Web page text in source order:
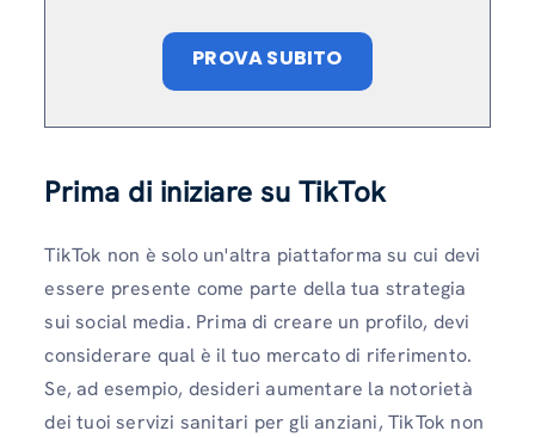
PROVA SUBITO
Prima di iniziare su TikTok
TikTok non è solo un'altra piattaforma su cui devi
essere presente come parte della tua strategia
sui social media. Prima di creare un profilo, devi
considerare qual è il tuo mercato di riferimento.
Se, ad esempio, desideri aumentare la notorietà
dei tuoi servizi sanitari per gli anziani, TikTok non